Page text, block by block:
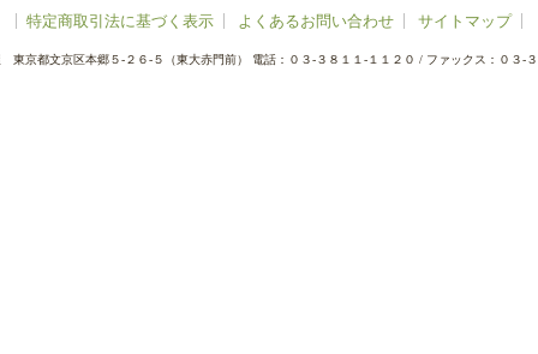
特定商取引法に基づく表示 よくあるお問い合わせ サイトマップ
東京都文京区本郷５-２６-５（東大赤門前） 電話：０３-３８１１-１１２０ / ファックス：０３-